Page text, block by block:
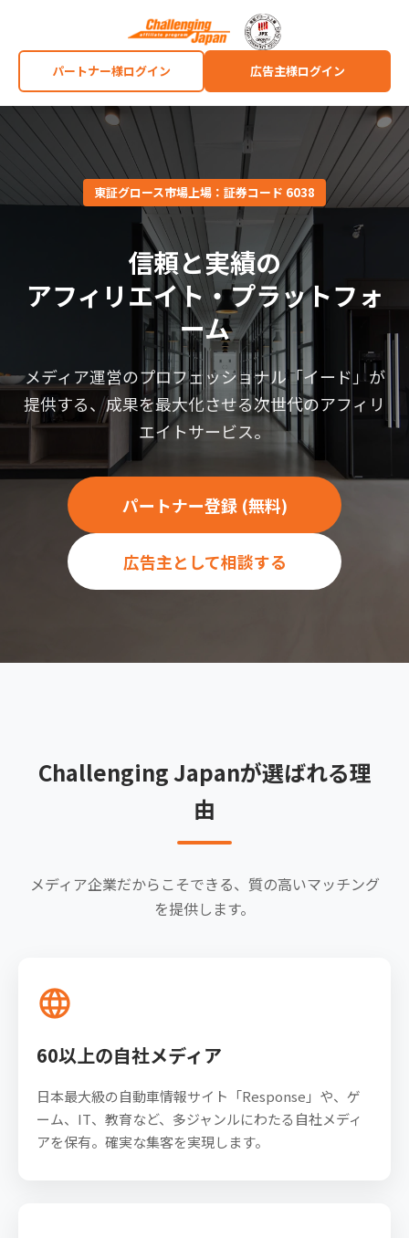
パートナー様ログイン 広告主様ログイン
東証グロース市場上場：証券コード 6038
信頼と実績の
アフィリエイト・プラットフォ
ーム
メディア運営のプロフェッショナル「イード」が
提供する、成果を最大化させる次世代のアフィリ
エイトサービス。
パートナー登録 (無料)
広告主として相談する
Challenging Japanが選ばれる理
由
メディア企業だからこそできる、質の高いマッチング
を提供します。
language
60以上の自社メディア
日本最大級の自動車情報サイト「Response」や、ゲ
ーム、IT、教育など、多ジャンルにわたる自社メディ
アを保有。確実な集客を実現します。